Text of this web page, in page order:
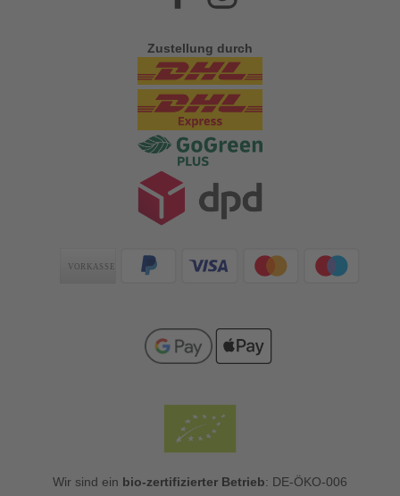
Zustellung durch
Zahlungsarten
Wir sind ein bio-zertifizierter Betrieb: DE-ÖKO-006